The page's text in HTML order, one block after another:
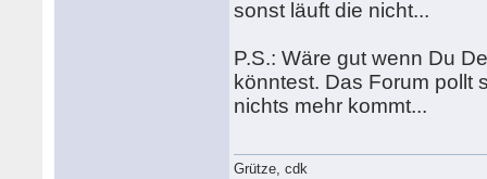
sonst läuft die nicht...
P.S.: Wäre gut wenn Du
könntest. Das Forum pollt
nichts mehr kommt...
Grütze, cdk